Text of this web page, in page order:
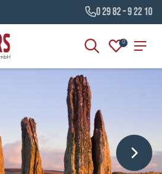
0 29 82 – 9 22 10
0